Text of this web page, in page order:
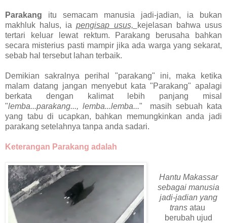
Parakang itu semacam manusia jadi-jadian, ia bukan
makhluk halus, iapengisap usus,
kejelasan bahwa usus
tertari keluar lewat rektum. Parakang berusaha bahkan
secara misterius pasti mampir jika ada warga yang sekarat,
sebab hal tersebut lahan terbaik.
Demikian sakralnya perihal "parakang" ini, maka ketika
malam datang jangan menyebut kata "Parakang" apalagi
berkata dengan kalimat lebih panjang misal
"lemba...parakang..., lemba...lemba..." masih sebuah kata
yang tabu di ucapkan, bahkan memungkinkan anda jadi
parakang setelahnya tanpa anda sadari.
Keterangan Parakang adalah
Hantu Makassar
sebagai manusia
jadi-jadian yang
trans atau
berubah ujud